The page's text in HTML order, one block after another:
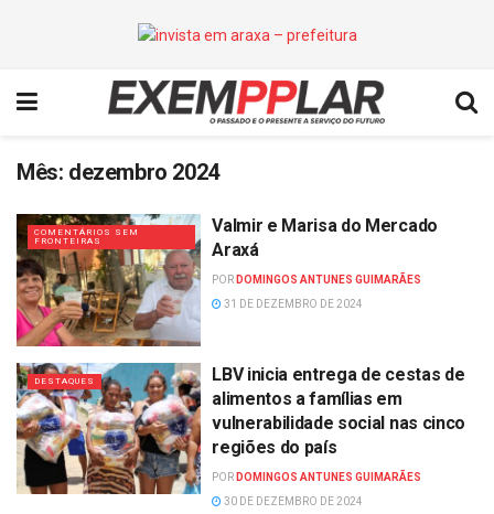
Mês: dezembro 2024
COMENTÁRIOS SEM
FRONTEIRAS
Valmir e Marisa do Mercado
Araxá
POR DOMINGOS ANTUNES GUIMARÃES
31 DE DEZEMBRO DE 2024
DESTAQUES
LBV inicia entrega de cestas de
alimentos a famílias em
vulnerabilidade social nas cinco
regiões do país
POR DOMINGOS ANTUNES GUIMARÃES
30 DE DEZEMBRO DE 2024